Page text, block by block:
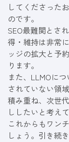
してくださった
のです。
SEO最難関とさ
得・維持は非常
ッジの拡大と予
ります。
また、LLMOに
されていない領
積み重ね、次世
ししたいと考え
これからもワン
しょう。引き続